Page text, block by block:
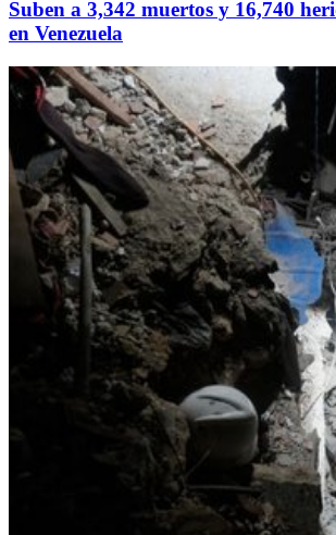
Suben a 3,342 muertos y 16,740
en Venezuela